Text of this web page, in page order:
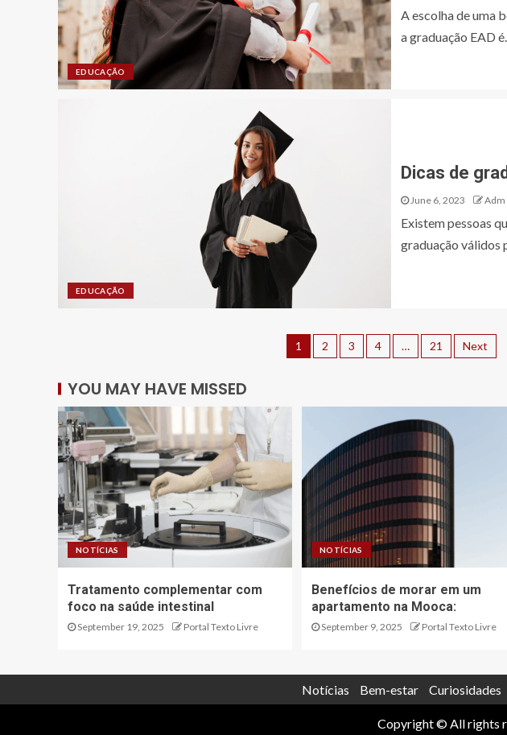
EDUCAÇÃO
A escolha de uma
a graduação EAD
EDUCAÇÃO
Dicas de
June 6, 2023 Adm
Existem pessoas
graduação válidos
1 2 3 4 … 21 Next
YOU MAY HAVE MISSED
NOTÍCIAS
Tratamento complementar com
foco na saúde intestinal
September 19, 2025 Portal Texto Livre
NOTÍCIAS
Benefícios de morar em um
apartamento na Mooca:
September 9, 2025 Portal Texto Livre
Notícias Bem-estar Curiosidades
Copyright © All rights